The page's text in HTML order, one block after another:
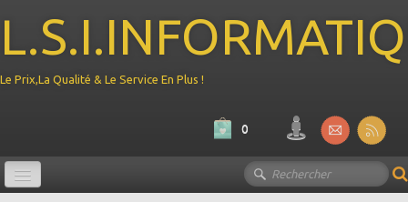
Le Prix,La Qualité & Le Service En Plus !
0